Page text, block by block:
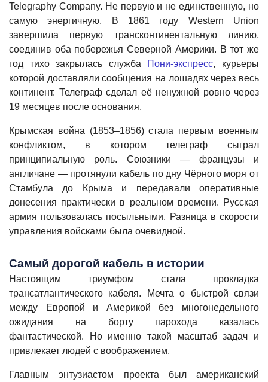
Telegraphy Company. Не первую и не единственную, но
самую энергичную. В 1861 году Western Union
завершила первую трансконтинентальную линию,
соединив оба побережья Северной Америки. В тот же
год тихо закрылась служба Пони-экспресс, курьеры
которой доставляли сообщения на лошадях через весь
континент. Телеграф сделал её ненужной ровно через
19 месяцев после основания.
Крымская война (1853–1856) стала первым военным
конфликтом, в котором телеграф сыграл
принципиальную роль. Союзники — французы и
англичане — протянули кабель по дну Чёрного моря от
Стамбула до Крыма и передавали оперативные
донесения практически в реальном времени. Русская
армия пользовалась посыльными. Разница в скорости
управления войсками была очевидной.
Самый дорогой кабель в истории
Настоящим триумфом стала прокладка
трансатлантического кабеля. Мечта о быстрой связи
между Европой и Америкой без многонедельного
ожидания на борту парохода казалась
фантастической. Но именно такой масштаб задач и
привлекает людей с воображением.
Главным энтузиастом проекта был американский